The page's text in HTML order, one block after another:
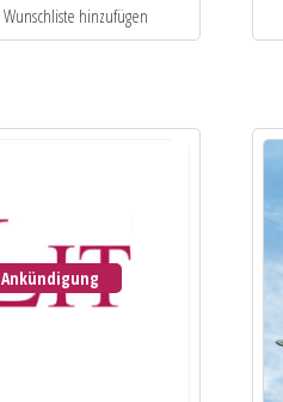
Ankündigung